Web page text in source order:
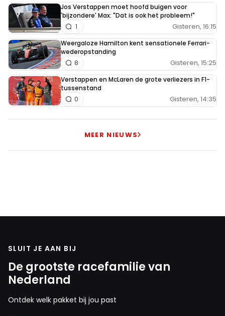
Jos Verstappen moet hoofd buigen voor
'bijzondere' Max: "Dat is ook het probleem!"
Gisteren, 16:15
1
Weergaloze Hamilton kent sensationele Ferrari-
wederopstanding
Gisteren, 15:25
8
Verstappen en McLaren de grote verliezers in F1-
tussenstand
Gisteren, 14:35
0
MEER NIEUWS
SLUIT JE AAN BIJ
De grootste racefamilie van
Nederland
Ontdek welk pakket bij jou past